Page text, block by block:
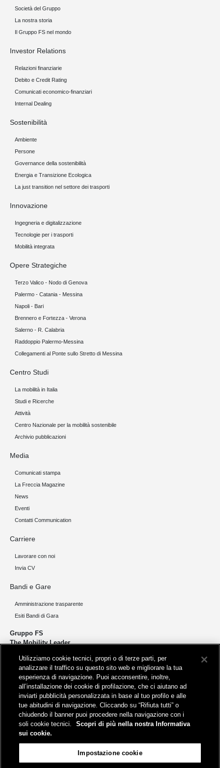
Società del Gruppo
La nostra storia
Il Gruppo FS nel mondo
Investor Relations
Relazioni finanziarie
Debito e Credit Rating
Comunicati economico-finanziari
Internal Dealing
Sostenibilità
Ambiente
Persone
Governance della sostenibilità
Energia e Transizione Ecologica
La just transition nel settore dei trasporti
Innovazione
Ingegneria e digitalizzazione
Tecnologie per i trasporti
Mobilità integrata
Opere Strategiche
Terzo Valico - Nodo di Genova
Palermo - Catania - Messina
Napoli - Bari
Brennero e Fortezza - Verona
Salerno - R. Calabria
Raddoppio Palermo-Messina
Collegamenti al Ponte sullo Stretto di Messina
Centro Studi
La mobilità in Italia
Studi e Ricerche
Attività
Centro Nazionale per la mobilità sostenibile
Archivio pubblicazioni
Media
Comunicati stampa
La Freccia Magazine
News
Eventi
Contatti Communication
Carriere
Lavorare con noi
Invia CV
Bandi e Gare
Amministrazione trasparente
Esiti Bandi di Gara
Gruppo FS
The Mobility Leader
Progettiamo e realizziamo infrastrutture per una mobilità sostenibile di
persone e merci. Accorciamo le distanze per lo sviluppo e la crescita
del nostro Paese.
Piazza della Croce Rossa, 1 - 00161 Roma
Utilizziamo cookie tecnici, propri o di terze parti, per
analizzare il traffico su questo sito web e migliorare la tua
esperienza di navigazione. Puoi acconsentire, inoltre,
all’installazione dei cookie di profilazione, che ci aiutano ad
inviarti pubblicità personalizzata in base al tuo profilo e alle
tue abitudini di navigazione. Cliccando su “Rifiuta tutti” o
chiudendo il banner puoi procedere nella navigazione con i
soli cookie tecnici.
Scopri di più nella nostra Informativa
sui cookie.
Impostazione cookie